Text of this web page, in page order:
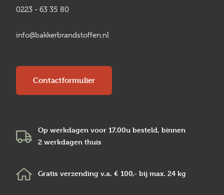
0223 - 63 35 80
info@bakkerbrandstoffen.nl
Contactformulier
Op werkdagen voor 17.00u besteld, binnen
2 werkdagen thuis
Gratis verzending v.a. € 100,- bij max. 24 kg